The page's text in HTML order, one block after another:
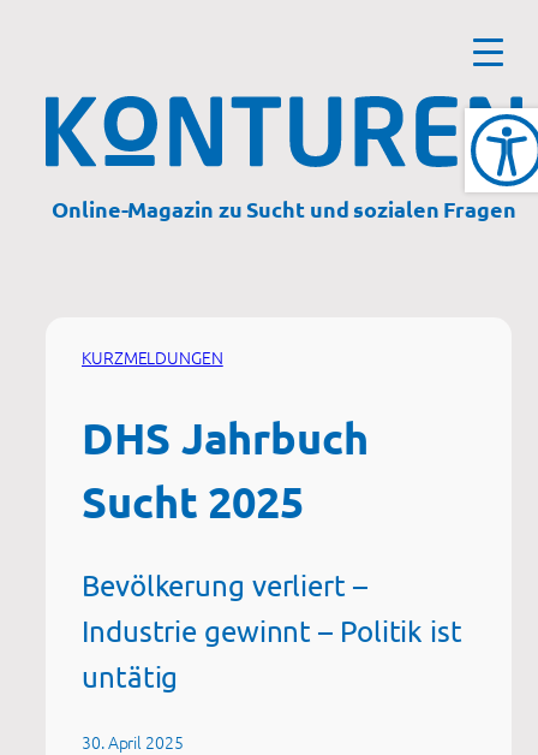
Online-Magazin zu Sucht und sozialen Fragen
KURZMELDUNGEN
DHS Jahrbuch
Sucht 2025
Bevölkerung verliert –
Industrie gewinnt – Politik ist
untätig
30. April 2025